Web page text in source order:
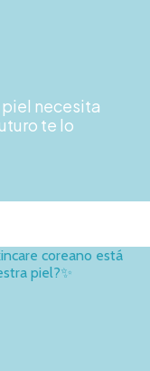
necesita
te lo